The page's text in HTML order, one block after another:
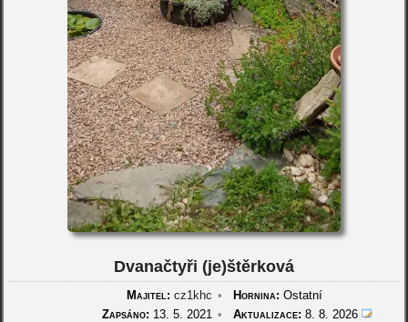
Dvanačtyři (je)štěrková
Majitel: cz1khc • Hornina: Ostatní
Zapsáno: 13. 5. 2021 • Aktualizace: 8. 8. 2026